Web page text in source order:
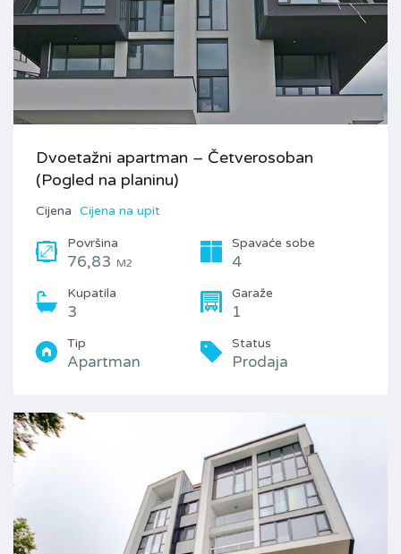
Dvoetažni apartman – Četverosoban
(Pogled na planinu)
Cijena Cijena na upit
Površina
76,83 M2
Spavaće sobe
4
Kupatila
3
Garaže
1
Tip
Apartman
Status
Prodaja